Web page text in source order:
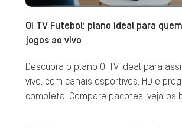
Oi TV Futebol: plano ideal para
jogos ao vivo
Descubra o plano Oi TV ideal para
vivo, com canais esportivos, HD e
completa. Compare pacotes, veja os